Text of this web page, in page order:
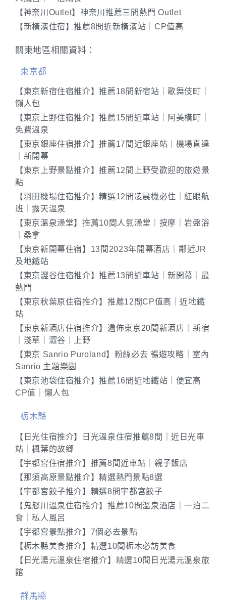
【神奈川Outlet】神奈川推薦三間熱門 Outlet
【新橫濱住宿】推薦8間近新橫濱站｜CP值高
關東地區相關資料：
東京都
【東京新宿住宿推介】推薦18間新宿站｜歌舞伎町｜
懶人包
【東京上野住宿推介】推薦15間近車站｜阿美橫町｜
免費溫泉
【東京銀座住宿推介】推薦17間近銀座站｜機場直達
｜新開幕
【東京上野景點推介】推薦12間上野受歡迎的旅遊景
點
【羽田機場住宿推介】精選12間凌晨機必住｜紅眼航
班｜露天溫泉
【東京溫泉澡堂】推薦10間人氣澡堂｜按摩｜岩盤浴
｜桑拿
【東京新開幕住宿】13間2023年開幕酒店｜鄰近JR
及地鐵站
【東京澀谷住宿推介】推薦13間近車站｜新開幕｜最
熱門
【東京秋葉原住宿推介】推薦12間CP值高｜近地鐵
站
【東京新酒店住宿推介】遍佈東京20間新酒店｜新宿
｜淺草｜澀谷｜上野
【東京 Sanrio Puroland】粉絲必去 暢遊攻略｜室內
Sanrio 主題樂園
【東京池袋住宿推介】推薦16間近地鐵站｜便宜高
CP值｜懶人包
栃木縣
【日光住宿推介】日光溫泉住宿推薦8間｜近日光車
站｜楓葉的故鄉
【宇都宮住宿推介】推薦8間近車站｜親子飯店
【那須高原景點推介】精選熱門景點8選
【宇都宮餃子推介】精選8間宇都宮餃子
【鬼怒川溫泉住宿推介】推薦10間溫泉酒店｜一泊二
食｜私人風呂
【宇都宮景點推介】7個必去景點
【栃木縣美食推介】精選10間栃木必訪美食
【日光湯元溫泉住宿推介】精選10間日光湯元溫泉旅
館
群馬縣